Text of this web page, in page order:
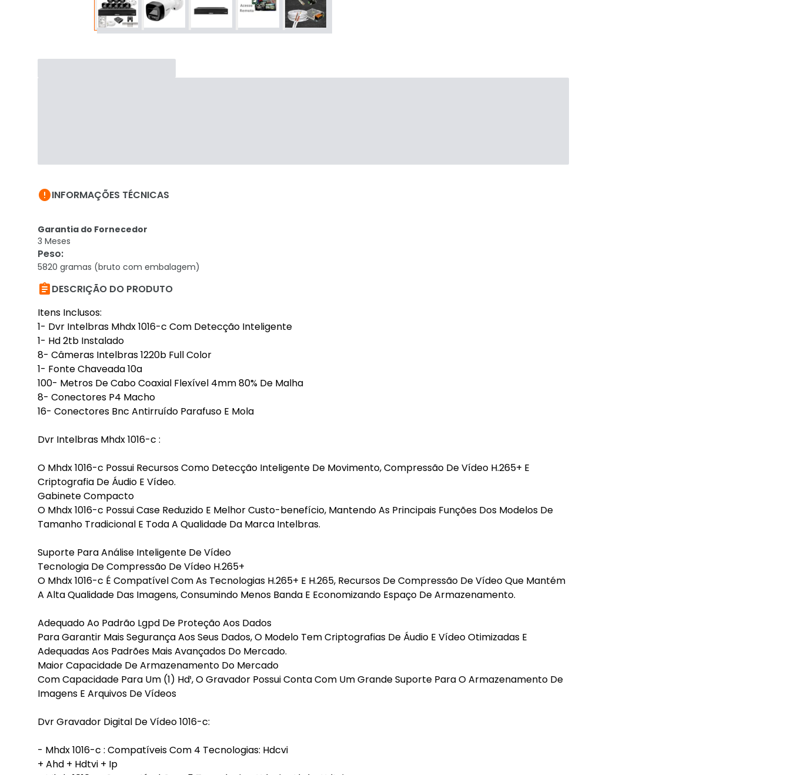
INFORMAÇÕES TÉCNICAS
Garantia do Fornecedor
3 Meses
Peso:
5820 gramas (bruto com embalagem)
DESCRIÇÃO DO PRODUTO
Itens Inclusos:
1- Dvr Intelbras Mhdx 1016-c Com Detecção Inteligente
1- Hd 2tb Instalado
8- Câmeras Intelbras 1220b Full Color
1- Fonte Chaveada 10a
100- Metros De Cabo Coaxial Flexível 4mm 80% De Malha
8- Conectores P4 Macho
16- Conectores Bnc Antirruído Parafuso E Mola
Dvr Intelbras Mhdx 1016-c :
O Mhdx 1016-c Possui Recursos Como Detecção Inteligente De Movimento, Compressão De Vídeo H.265+ E
Criptografia De Áudio E Vídeo.
Gabinete Compacto
O Mhdx 1016-c Possui Case Reduzido E Melhor Custo-benefício, Mantendo As Principais Funções Dos Modelos De
Tamanho Tradicional E Toda A Qualidade Da Marca Intelbras.
Suporte Para Análise Inteligente De Vídeo
Tecnologia De Compressão De Vídeo H.265+
O Mhdx 1016-c É Compatível Com As Tecnologias H.265+ E H.265, Recursos De Compressão De Vídeo Que Mantém
A Alta Qualidade Das Imagens, Consumindo Menos Banda E Economizando Espaço De Armazenamento.
Adequado Ao Padrão Lgpd De Proteção Aos Dados
Para Garantir Mais Segurança Aos Seus Dados, O Modelo Tem Criptografias De Áudio E Vídeo Otimizadas E
Adequadas Aos Padrões Mais Avançados Do Mercado.
Maior Capacidade De Armazenamento Do Mercado
Com Capacidade Para Um (1) Hd¹, O Gravador Possui Conta Com Um Grande Suporte Para O Armazenamento De
Imagens E Arquivos De Vídeos
Dvr Gravador Digital De Vídeo 1016-c:
- Mhdx 1016-c : Compatíveis Com 4 Tecnologias: Hdcvi
+ Ahd + Hdtvi + Ip